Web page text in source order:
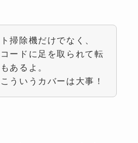
掃除機だけでなく、
ードに足を取られて転
あるよ。
ういうカバーは大事！